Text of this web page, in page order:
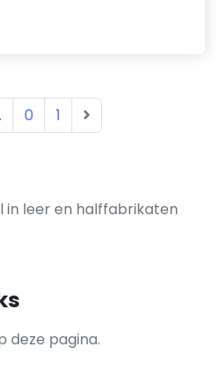
in leer en halffabrikaten
deze pagina.
0 1